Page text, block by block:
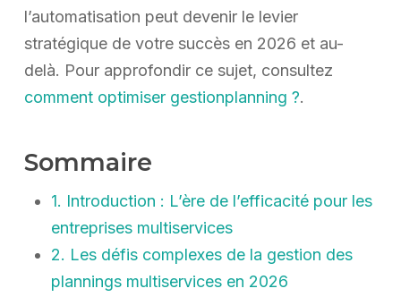
l’automatisation peut devenir le levier
stratégique de votre succès en 2026 et au-
delà. Pour approfondir ce sujet, consultez
comment optimiser gestionplanning ?.
Sommaire
1. Introduction : L’ère de l’efficacité pour les
entreprises multiservices
2. Les défis complexes de la gestion des
plannings multiservices en 2026